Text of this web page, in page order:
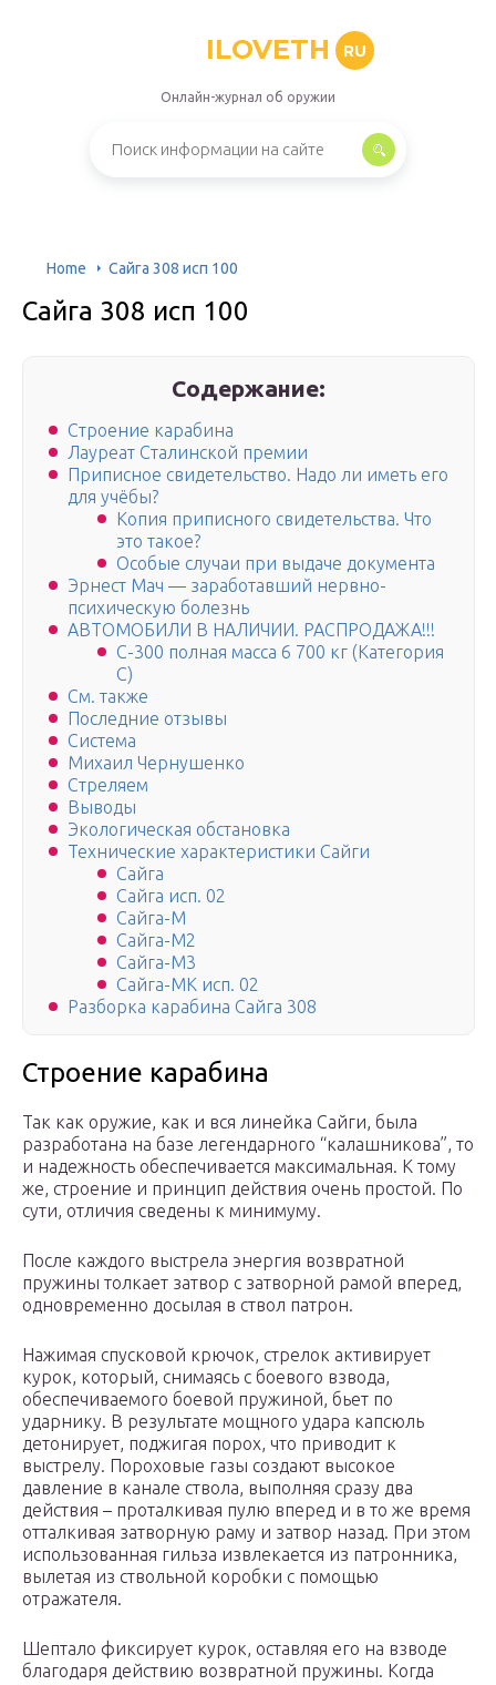
ILOVETH RU
Онлайн-журнал об оружии
Home Сайга 308 исп 100
Сайга 308 исп 100
Содержание:
Строение карабина
Лауреат Сталинской премии
Приписное свидетельство. Надо ли иметь его
для учёбы?
Копия приписного свидетельства. Что
это такое?
Особые случаи при выдаче документа
Эрнест Мач — заработавший нервно-
психическую болезнь
АВТОМОБИЛИ В НАЛИЧИИ. РАСПРОДАЖА!!!
С-300 полная масса 6 700 кг (Категория
С)
См. также
Последние отзывы
Система
Михаил Чернушенко
Стре­ля­ем
Вы­во­ды
Экологическая обстановка
Технические характеристики Сайги
Сайга
Сайга исп. 02
Сайга-М
Сайга-М2
Сайга-М3
Сайга-МК исп. 02
Разборка карабина Сайга 308
Строение карабина
Так как оружие, как и вся линейка Сайги, была
разработана на базе легендарного “калашникова”, то
и надежность обеспечивается максимальная. К тому
же, строение и принцип действия очень простой. По
сути, отличия сведены к минимуму.
После каждого выстрела энергия возвратной
пружины толкает затвор с затворной рамой вперед,
одновременно досылая в ствол патрон.
Нажимая спусковой крючок, стрелок активирует
курок, который, снимаясь с боевого взвода,
обеспечиваемого боевой пружиной, бьет по
ударнику. В результате мощного удара капсюль
детонирует, поджигая порох, что приводит к
выстрелу. Пороховые газы создают высокое
давление в канале ствола, выполняя сразу два
действия – проталкивая пулю вперед и в то же время
отталкивая затворную раму и затвор назад. При этом
использованная гильза извлекается из патронника,
вылетая из ствольной коробки с помощью
отражателя.
Шептало фиксирует курок, оставляя его на взводе
благодаря действию возвратной пружины. Когда